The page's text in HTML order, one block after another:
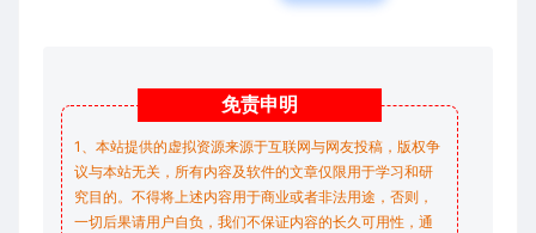
免责申明
1、本站提供的虚拟资源来源于互联网与网友投稿，版权争
议与本站无关，所有内容及软件的文章仅限用于学习和研
究目的。不得将上述内容用于商业或者非法用途，否则，
一切后果请用户自负，我们不保证内容的长久可用性，通